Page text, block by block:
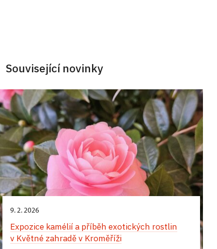
Související novinky
9. 2. 2026
Expozice kamélií a příběh exotických rostlin
v Květné zahradě v Kroměříži